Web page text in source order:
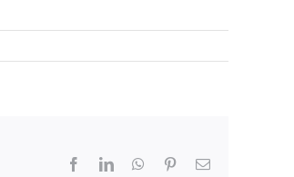
FacebookLinkedInWhatsApp
Pinterest
E-